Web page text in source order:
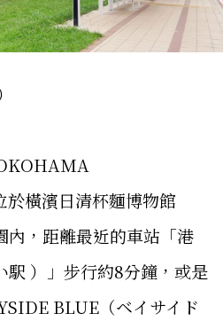
橫濱日清杯麵博物館
內，距離最近的車站「港
駅 ）」步行約8分鐘，或是
BLUE（ベイサイド